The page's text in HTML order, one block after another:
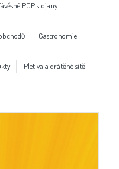
POP stojany
Gastronomie
Pletiva a drátěné sítě